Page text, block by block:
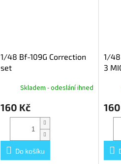
1/48 Bf-109G Correction
set
Skladem - odeslání ihned
160 Kč
Do košíku
1/48
3